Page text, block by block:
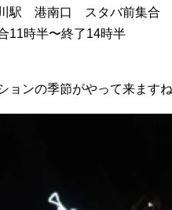
港南口 スタバ前集合
時半〜終了14時半
ョンの季節がやって来ます